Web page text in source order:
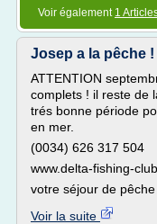
Voir également 1
Josep a la pêche !
ATTENTION
complets ! il reste de
trés bonne période
en mer.
(0034) 626 317 504
www.delta-fishing-
votre séjour de
Voir la suite